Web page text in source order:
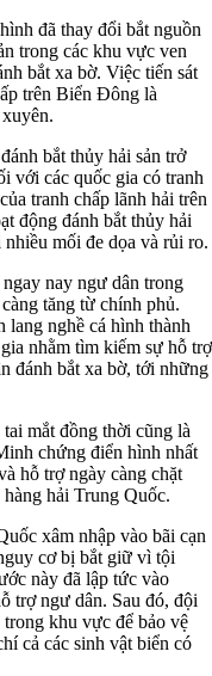
đã thay đổi bắt nguồn
trong các khu vực ven
bắt xa bờ. Việc tiến sát
trên Biển Đông là
bắt thủy hải sản trở
với các quốc gia có tranh
tranh chấp lãnh hải trên
động đánh bắt thủy hải
mối đe dọa và rủi ro.
nay ngư dân trong
tăng từ chính phủ.
lang nghề cá hình thành
nhằm tìm kiếm sự hỗ trợ
đánh bắt xa bờ, tới những
mắt đồng thời cũng là
chứng điển hình nhất
hỗ trợ ngày càng chặt
hải Trung Quốc.
xâm nhập vào bãi cạn
cơ bị bắt giữ vì tội
này đã lập tức vào
trợ ngư dân. Sau đó, đội
khu vực để bảo vệ
cả các sinh vật biển có